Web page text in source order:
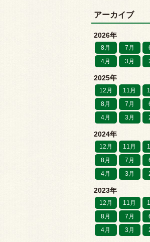
アーカイブ
2026年
8月 7月
4月
3月
2025年
12月 11月
8月
7月
4月
3月
2024年
12月 11月
8月
7月
4月
3月
2023年
12月 11月
8月
7月
4月
3月